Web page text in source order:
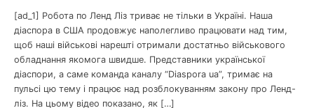
[ad_1] Робота по Ленд Ліз триває не тільки в Україні. Наша
діаспора в США продовжує наполегливо працювати над тим,
щоб наші військові нарешті отримали достатньо військового
обладнання якомога швидше. Представники української
діаспори, а саме команда каналу “Diaspora ua”, тримає на
пульсі цю тему і працює над розблокуванням закону про Ленд-
ліз. На цьому відео показано, як […]